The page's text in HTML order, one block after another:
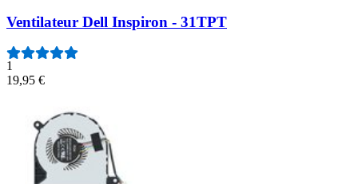
Ventilateur Dell Inspiron - 31TPT
1
19,95 €